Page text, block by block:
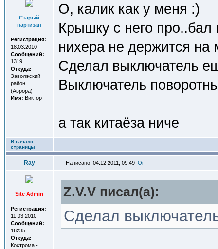
Старый
партизан
Регистрация:
18.03.2010
Сообщений:
1319
Откуда:
Заволжский
район.
(Аврора)
Имя: Виктор
О, калик как у меня :)
Крышку с него
нихера не держится на
Сделал выключатель
Выключатель
а так китаёза ниче
В начало
страницы
Ray Написано: 04.12.2011, 09:49
Site Admin
Регистрация:
11.03.2010
Сообщений:
16235
Откуда:
Кострома -
Z.V.V писал(a):
Сделал